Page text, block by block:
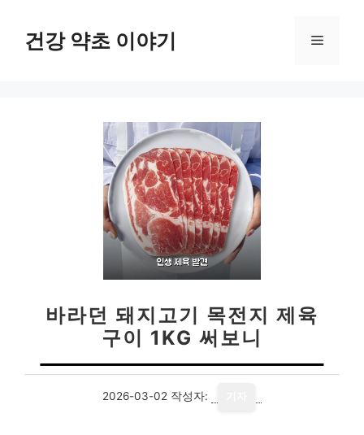
건강 약초 이야기 메
바라던 돼지고기 목전지 제육
구이 1KG 써보니
2026-03-02 작성자: